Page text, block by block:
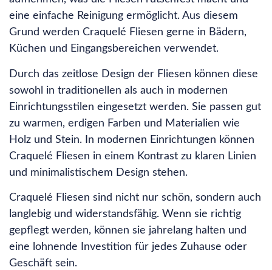
eine einfache Reinigung ermöglicht. Aus diesem
Grund werden Craquelé Fliesen gerne in Bädern,
Küchen und Eingangsbereichen verwendet.
Durch das zeitlose Design der Fliesen können diese
sowohl in traditionellen als auch in modernen
Einrichtungsstilen eingesetzt werden. Sie passen gut
zu warmen, erdigen Farben und Materialien wie
Holz und Stein. In modernen Einrichtungen können
Craquelé Fliesen in einem Kontrast zu klaren Linien
und minimalistischem Design stehen.
Craquelé Fliesen sind nicht nur schön, sondern auch
langlebig und widerstandsfähig. Wenn sie richtig
gepflegt werden, können sie jahrelang halten und
eine lohnende Investition für jedes Zuhause oder
Geschäft sein.